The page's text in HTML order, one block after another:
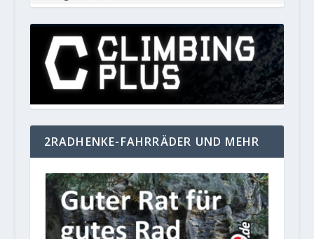
2RADHENKE-FAHRRÄDER UND MEHR